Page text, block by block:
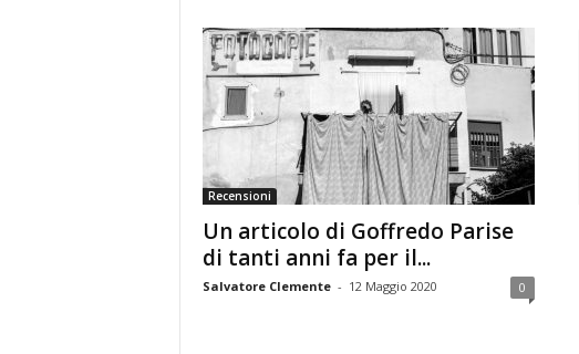
Recensioni
Un articolo di Goffredo Parise
di tanti anni fa per il...
Salvatore Clemente - 12 Maggio 2020 0